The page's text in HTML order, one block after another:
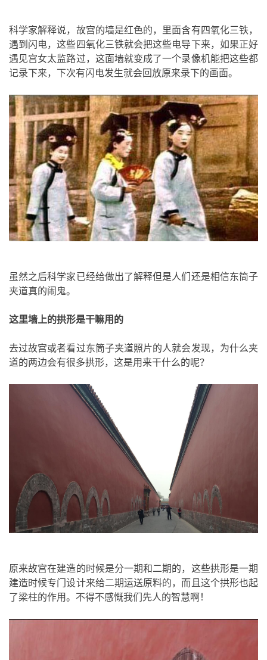
科学家解释说，故宫的墙是红色的，里面含有四氧化三铁，
遇到闪电，这些四氧化三铁就会把这些电导下来，如果正好
遇见宫女太监路过，这面墙就变成了一个录像机能把这些都
记录下来，下次有闪电发生就会回放原来录下的画面。
虽然之后科学家已经给做出了解释但是人们还是相信东筒子
夹道真的闹鬼。
这里墙上的拱形是干嘛用的
去过故宫或者看过东筒子夹道照片的人就会发现，为什么夹
道的两边会有很多拱形，这是用来干什么的呢？
原来故宫在建造的时候是分一期和二期的，这些拱形是一期
建造时候专门设计来给二期运送原料的，而且这个拱形也起
了梁柱的作用。不得不感慨我们先人的智慧啊！